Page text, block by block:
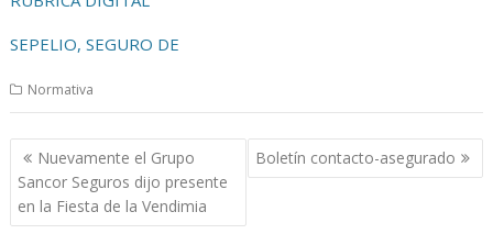
SEPELIO, SEGURO DE
Normativa
Navegación
de
entradas
Nuevamente el Grupo
Sancor Seguros dijo presente
en la Fiesta de la Vendimia
Boletín contacto-asegurado